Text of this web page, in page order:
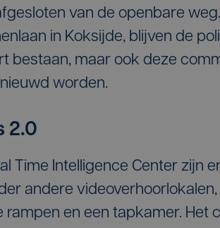
van de openbare
in Koksijde, blijven de
bestaan, maar ook deze
worden.
2.0
Time Intelligence Center zijn
andere
rampen en een tapkamer. Het